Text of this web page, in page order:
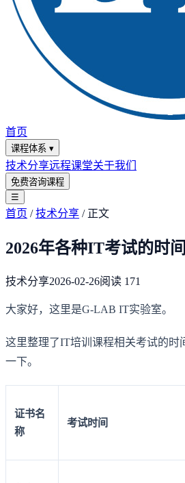
首页
课程体系 ▾
技术分享远程课堂关于我们
免费咨询课程
☰
首页 /技术分享 / 正文
2026年各种IT考试的时
技术分享2026-02-26阅读 171
大家好，这里是G-LAB IT实验室。
这里整理了IT培训课程相关考试的时
一下。
证书名
称
考试时间